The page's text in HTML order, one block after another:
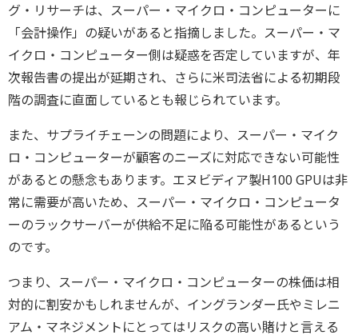
グ・リサーチは、スーパー・マイクロ・コンピューターに
「会計操作」の疑いがあると指摘しました。スーパー・マ
イクロ・コンピューター側は疑惑を否定していますが、年
次報告書の提出が延期され、さらに米司法省による初期段
階の調査に直面しているとも報じられています。
また、サプライチェーンの問題により、スーパー・マイク
ロ・コンピューターが顧客のニーズに対応できない可能性
があるとの懸念もあります。エヌビディア製H100 GPUは非
常に需要が高いため、スーパー・マイクロ・コンピュータ
ーのラックサーバーが供給不足に陥る可能性があるという
のです。
つまり、スーパー・マイクロ・コンピューターの株価は相
対的に割安かもしれませんが、イングランダー氏やミレニ
アム・マネジメントにとってはリスクの高い賭けと言える